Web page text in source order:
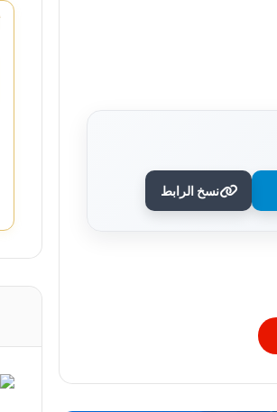
نسخ الرابط
عدد ساعات دراسية أكبر لمواد
الأدنى لتنسيق الثانوية العامة إلى